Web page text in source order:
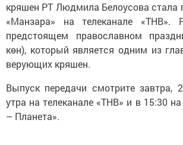
кряшен РТ Людмила Белоусова стала
«Манзара» на телеканале «ТНВ».
предстоящем православном
көн), который является одним из
верующих кряшен.
Выпуск передачи смотрите завтра,
утра на телеканале «ТНВ» и в 15:30
– Планета».